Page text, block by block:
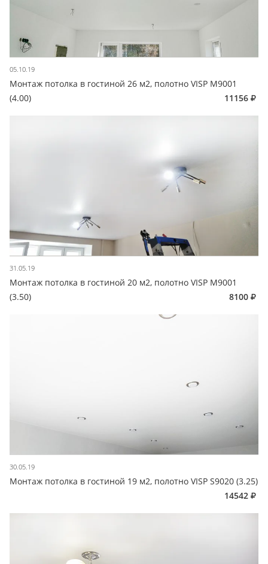
05.10.19
Монтаж потолка в гостиной 26 м2, полотно VISP M9001
(4.00)
11156
31.05.19
Монтаж потолка в гостиной 20 м2, полотно VISP M9001
(3.50)
8100
30.05.19
Монтаж потолка в гостиной 19 м2, полотно VISP S9020 (3.25)
14542